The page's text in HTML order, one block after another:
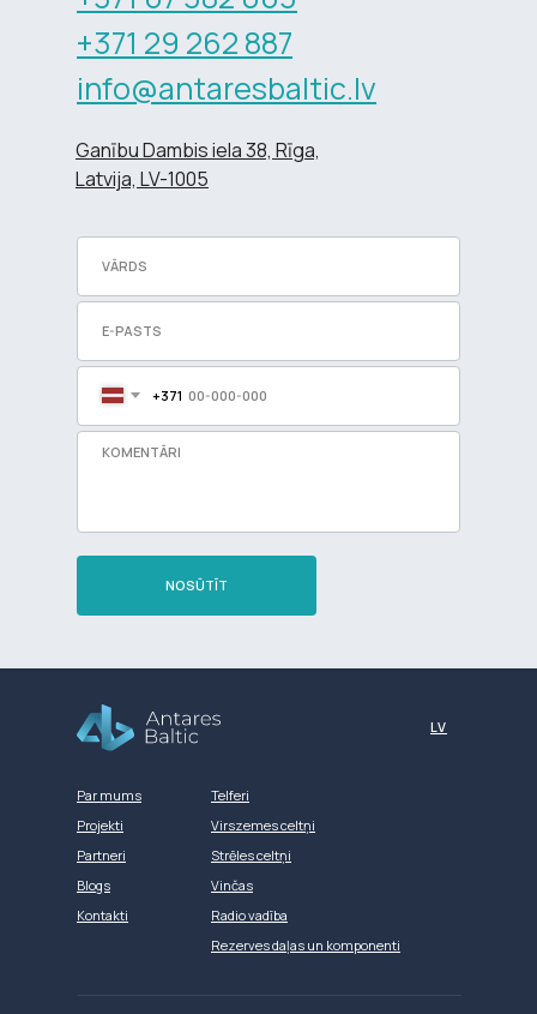
+371 29 262 887
info@antaresbaltic.lv
Ganību Dambis iela 38, Rīga,
Latvija, LV-1005
+371
NOSŪTĪT
Par mums
Projekti
Partneri
Blogs
Kontakti
Telferi
Virszemes celtņi
Strēles celtņi
Vinčas
Radio vadība
Rezerves daļas un komponenti
LV
Разработка сайта